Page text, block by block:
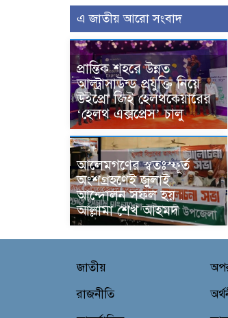
এ জাতীয় আরো সংবাদ
প্রান্তিক শহরে উন্নত
আল্ট্রাসাউন্ড প্রযুক্তি নিয়ে
উইপ্রো জিই হেলথকেয়ারের
‘হেলথ এক্সপ্রেস’ চালু
আলেমগণের স্বতঃস্ফূর্ত
অংশগ্রহণেই জুলাই
আন্দোলন সফল হয় :
আল্লামা শেখ আহমদ
জাতীয়
রাজনীতি